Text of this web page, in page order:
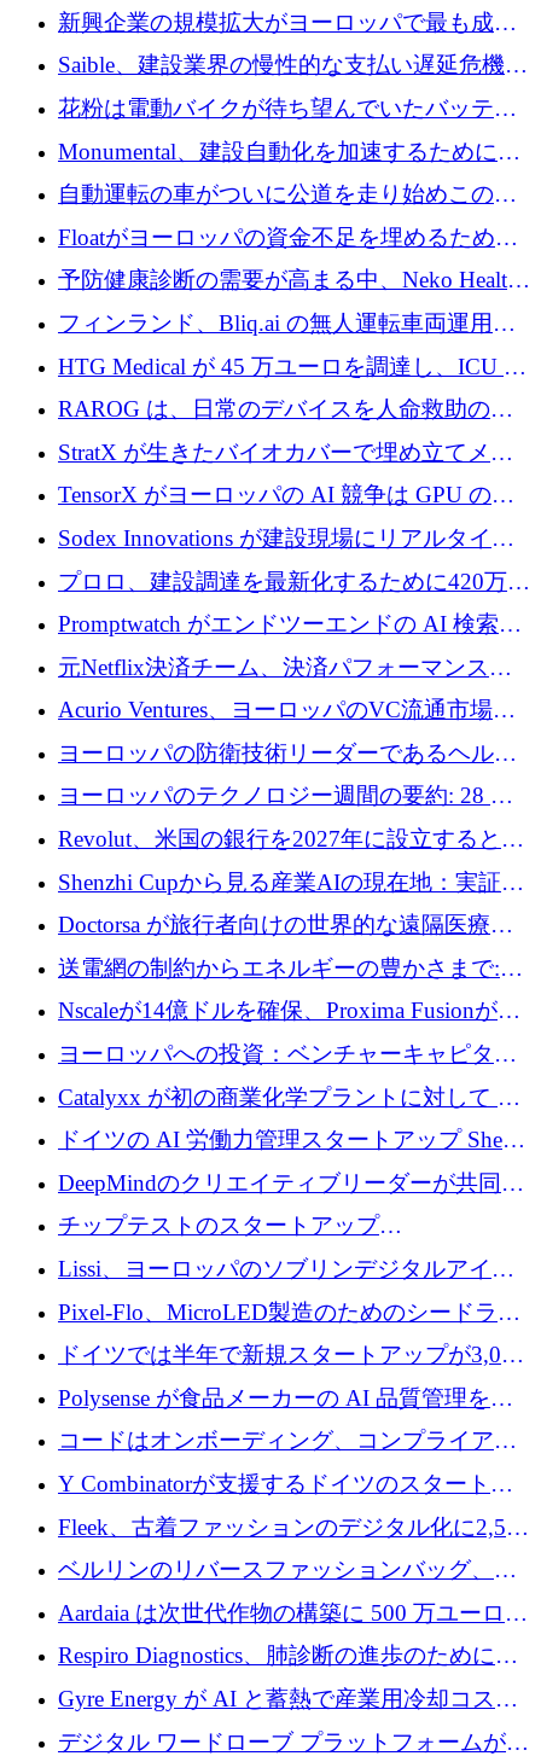
後、アムステルダムに根を張る
新興企業の規模拡大がヨーロッパで最も成功
した創業者を生み出す、アントラー氏が発見
Saible、建設業界の慢性的な支払い遅延危機に
対処するために 290 万ポンドを調達
花粉は電動バイクが待ち望んでいたバッテリ
ー交換ネットワークを構築している
Monumental、建設自動化を加速するためにシ
リーズ B で 3,200 万ドルを確保
自動運転の車がついに公道を走り始めこの国
が世界をリードしようとしている
Floatがヨーロッパの資金不足を埋めるために
シリーズAで450万ユーロを調達
予防健康診断の需要が高まる中、Neko Health
が 7 億ドルを調達
フィンランド、Bliq.ai の無人運転車両運用を
認可
HTG Medical が 45 万ユーロを調達し、ICU の
尿モニタリングを自動化するための MDR 認
証を獲得
RAROG は、日常のデバイスを人命救助の救
助ビーコンに変えるために 16 万 2,000 ユーロ
StratX が生きたバイオカバーで埋め立てメタ
ン対策に 119 万ドルを調達
TensorX がヨーロッパの AI 競争は GPU の所
有者によって決まると考える理由
Sodex Innovations が建設現場にリアルタイム
のインテリジェンスをもたらすために 400 万
ユーロを確保
プロロ、建設調達を最新化するために420万ポ
ンドを調達
Promptwatch がエンドツーエンドの AI 検索最
適化プラットフォームを拡張するために 600
万ユーロを調達
元Netflix決済チーム、決済パフォーマンスプ
ラットフォームNopanのためにこれまでに720
万ユーロを調達
Acurio Ventures、ヨーロッパのVC流通市場の
流動性を解放するために1億1,500万ユーロの
ファンドを立ち上げる
ヨーロッパの防衛技術リーダーであるヘルシ
ングは、180億ドルの評価額で18億ドルのシリ
ヨーロッパのテクノロジー週間の要約: 28 億
ユーロを超える 70 以上のテクノロジー資金調
Revolut、米国の銀行を2027年に設立すると米
国の社長が語る
Shenzhi Cupから見る産業AIの現在地：実証と
産業実装への道筋
Doctorsa が旅行者向けの世界的な遠隔医療プ
ラットフォームを拡大するために 100 万ユー
ロを調達
送電網の制約からエネルギーの豊かさまで:
Envision の Gobi X がヨーロッパの AI の未来
Nscaleが14億ドルを確保、Proxima Fusionが4
億1,100万ユーロを獲得、Invest EuropeはVCの
ヨーロッパへの投資：ベンチャーキャピタル
が過去2番目に高い水準に到達
Catalyxx が初の商業化学プラントに対して EU
から 2,000 万ユーロ以上の支援を獲得
ドイツの AI 労働力管理スタートアップ Sherpa
がプレシードで 220 万ドルを調達
DeepMindのクリエイティブリーダーが共同設
立したAIライティングのスタートアップが
1,300万ドルのシード投資を調達
チップテストのスタートアップ
QuantumDiamondsが株式資金で1,500万ユーロ
を調達
Lissi、ヨーロッパのソブリンデジタルアイデ
ンティティの未来を推進するために350万ユー
ロを調達
Pixel-Flo、MicroLED製造のためのシードラウ
ンドで525万ポンドを獲得
ドイツでは半年で新規スタートアップが3,000
社という記録を目の当たりにし、涙を流すハ
ンブルク
Polysense が食品メーカーの AI 品質管理を拡
張するために 1,070 万ドルを調達
コードはオンボーディング、コンプライアン
ス、支払いを統合するために 640 万ポンドを
Y Combinatorが支援するドイツのスタートア
ップFintoが340万ドルを調達、シリコンバレ
ーではなくミュンヘンを選んだと語る
Fleek、古着ファッションのデジタル化に2,500
万ドルを確保
ベルリンのリバースファッションバッグ、繊
維仕分け規模拡大に7桁の資金調達
Aardaia は次世代作物の構築に 500 万ユーロを
寄付
Respiro Diagnostics、肺診断の進歩のために
100 万ポンドを確保
Gyre Energy が AI と蓄熱で産業用冷却コスト
を削減するために 130 万ドルを調達
デジタル ワードローブ プラットフォームが